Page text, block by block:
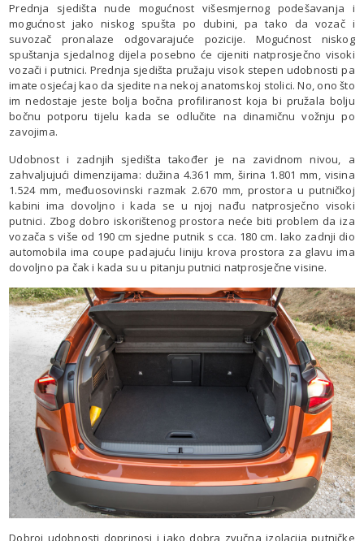
Prednja sjedišta nude mogućnost višesmjernog podešavanja i
mogućnost jako niskog spušta po dubini, pa tako da vozač i
suvozač pronalaze odgovarajuće pozicije. Mogućnost niskog
spuštanja sjedalnog dijela posebno će cijeniti natprosječno visoki
vozači i putnici. Prednja sjedišta pružaju visok stepen udobnosti pa
imate osjećaj kao da sjedite na nekoj anatomskoj stolici. No, ono što
im nedostaje jeste bolja bočna profiliranost koja bi pružala bolju
bočnu potporu tijelu kada se odlučite na dinamičnu vožnju po
zavojima.
Udobnost i zadnjih sjedišta također je na zavidnom nivou, a
zahvaljujući dimenzijama: dužina 4.361 mm, širina 1.801 mm, visina
1.524 mm, međuosovinski razmak 2.670 mm, prostora u putničkoj
kabini ima dovoljno i kada se u njoj nađu natprosječno visoki
putnici. Zbog dobro iskorištenog prostora neće biti problem da iza
vozača s više od 190 cm sjedne putnik s cca. 180 cm. Iako zadnji dio
automobila ima coupe padajuću liniju krova prostora za glavu ima
dovoljno pa čak i kada su u pitanju putnici natprosječne visine.
Dobroj udobnosti doprinosi i jako dobra zvučna izolacija putničke